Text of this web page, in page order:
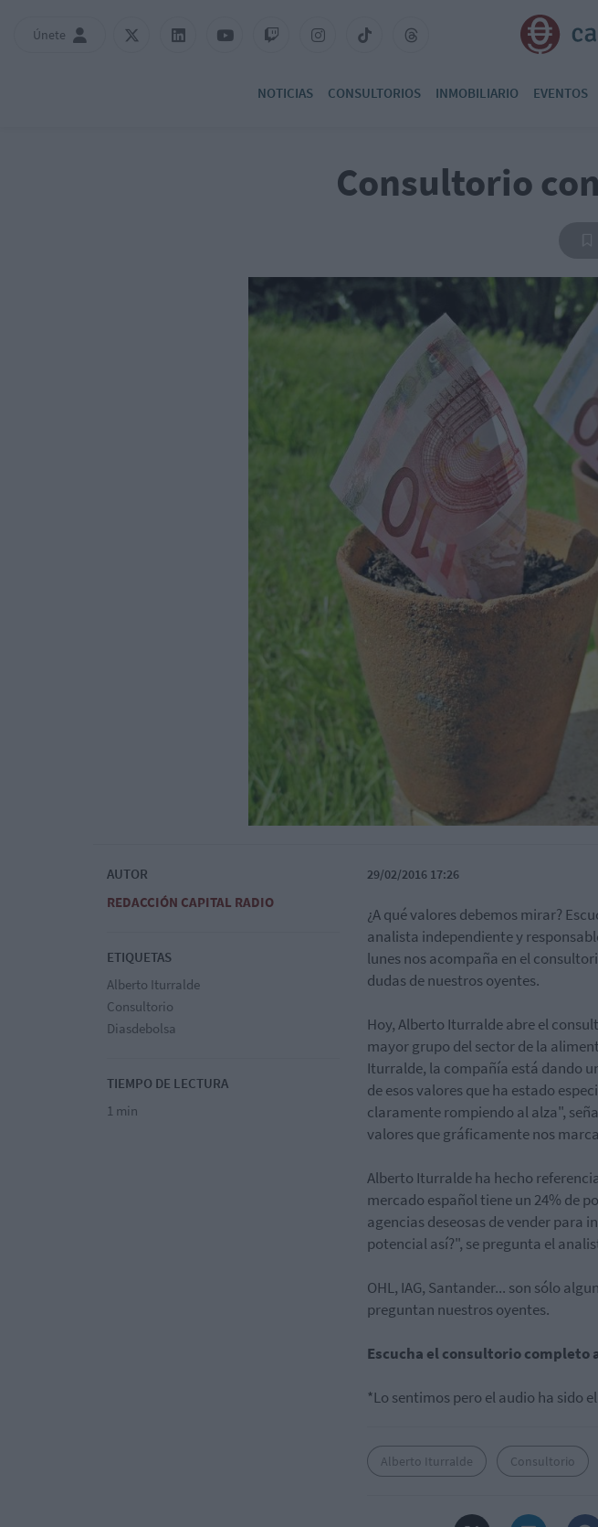
Únete
NOTICIAS CONSULTORIOS INMOBILIARIO EVENTOS
Consultorio
AUTOR
REDACCIÓN CAPITAL RADIO
ETIQUETAS
Alberto Iturralde
Consultorio
Diasdebolsa
TIEMPO DE LECTURA
1 min
29/02/2016 17:26
¿A qué valores debemos mirar?
analista independiente y
lunes nos acompaña en el
dudas de nuestros oyentes.
Hoy, Alberto Iturralde abre el
mayor grupo del sector de la
Iturralde, la compañía está dando
de esos valores que ha estado
claramente rompiendo al alza",
valores que gráficamente nos
Alberto Iturralde ha hecho
mercado español tiene un 24% de
agencias deseosas de vender para
potencial así?", se pregunta el
OHL, IAG, Santander... son sólo
preguntan nuestros oyentes.
Escucha el consultorio completo
*Lo sentimos pero el audio ha sido
Alberto Iturralde Consultorio